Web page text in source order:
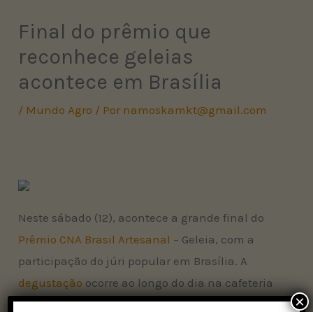
Final do prêmio que
reconhece geleias
acontece em Brasília
/ Mundo Agro / Por namoskamkt@gmail.com
Neste sábado (12), acontece a grande final do
Prêmio CNA Brasil Artesanal – Geleia, com a
participação do júri popular em Brasília. A
degustação ocorre ao longo do dia na cafeteria
Jardim Bom Demais, localizada no Jardim
×